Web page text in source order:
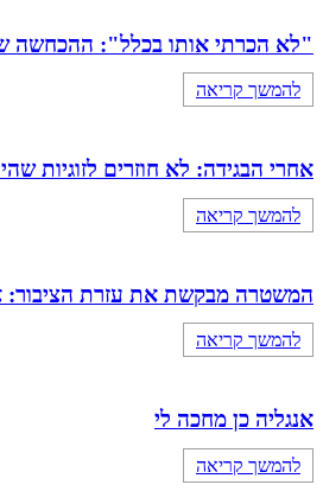
"לא הכרתי אותו בכלל": ההכחשה
להמשך קריאה
אחרי הבגידה: לא חוזרים לזוגיות
להמשך קריאה
המשטרה מבקשת את עזרת הציבור:
להמשך קריאה
אנגליה כן מחכה לי
להמשך קריאה